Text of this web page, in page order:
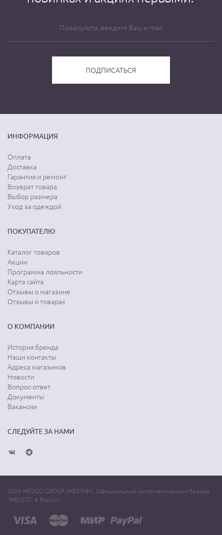
ИНФОРМАЦИЯ
Оплата
Доставка
Гарантия и ремонт
Возврат товара
Выбор размера
Уход за одеждой
ПОКУПАТЕЛЮ
Каталог товаров
Акции
Программа лояльности
Карта сайта
Отзывы о магазине
Отзывы о товарах
О КОМПАНИИ
История бренда
Наши контакты
Адреса магазинов
Новости
Вопрос-ответ
Документы
Вакансии
СЛЕДУЙТЕ ЗА НАМИ
2026 MEUCCI GROUP (МЕУЧЧИ). Официальный интернет-магазин бренда
"MEUCCI" в России